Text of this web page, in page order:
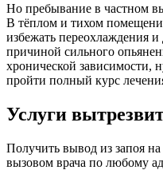
Но пребывание в частном
В тёплом и тихом
избежать переохлаждения
причиной сильного
хронической зависимости,
пройти полный курс
Услуги
Получить вывод из запоя
вызовом врача по любому